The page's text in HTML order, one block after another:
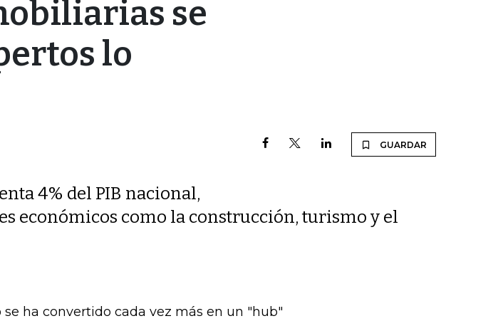
se
lo
GUARDAR
4% del PIB nacional,
económicos como la construcción, turismo y el
se ha convertido cada vez más en un "hub"